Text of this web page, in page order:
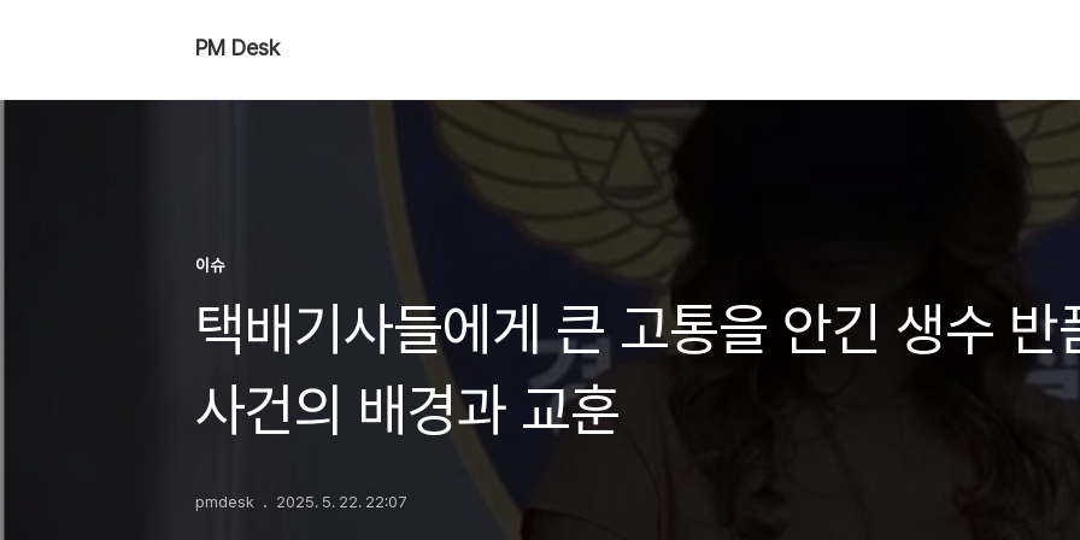
PM Desk
이슈
택배기사들에게 큰 고통을 안긴 생수 반
사건의 배경과 교훈
pmdesk 2025. 5. 22. 22:07